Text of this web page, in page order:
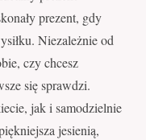
prezent, gdy
Niezależnie od
czy chcesz
się sprawdzi.
jak i samodzielnie
jesienią,